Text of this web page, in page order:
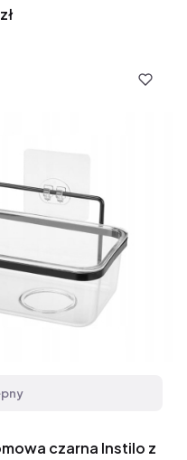
czarna Instilo z